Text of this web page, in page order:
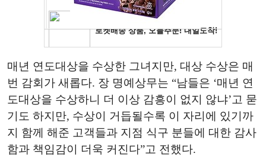
매년 연도대상을 수상한 그녀지만, 대상 수상은 매
번 감회가 새롭다. 장 명예상무는 “남들은 ‘매년 연
도대상을 수상하니 더 이상 감흥이 없지 않냐’고 묻
기도 하지만, 수상이 거듭될수록 이 자리에 있기까
지 함께 해준 고객들과 지점 식구 분들에 대한 감사
함과 책임감이 더욱 커진다”고 전했다.